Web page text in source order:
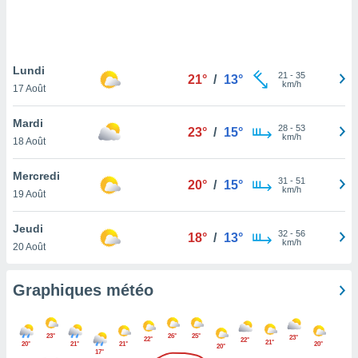
pas
de
à
cas,
que
sur le
ne
Lundi
17 Août
21° / 13° 21 - 35
km/h
Mardi
18 Août
23° / 15° 28- 53
km/h
Mercredi
19 Août
20° / 15° 31 - 51
km/h
Jeudi
20 Août
18° / 13° 32- 56
km/h
Graphiques météo
20°
23°
21°
17°
21°
22° 26°
25°
20°
22° 21°
23°
20°